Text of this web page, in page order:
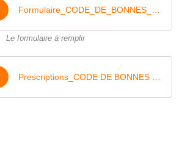
Le formulaire à remplir